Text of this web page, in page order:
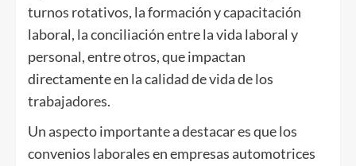
turnos rotativos, la formación y capacitación
laboral, la conciliación entre la vida laboral y
personal, entre otros, que impactan
directamente en la calidad de vida de los
trabajadores.
Un aspecto importante a destacar es que los
convenios laborales en empresas automotrices